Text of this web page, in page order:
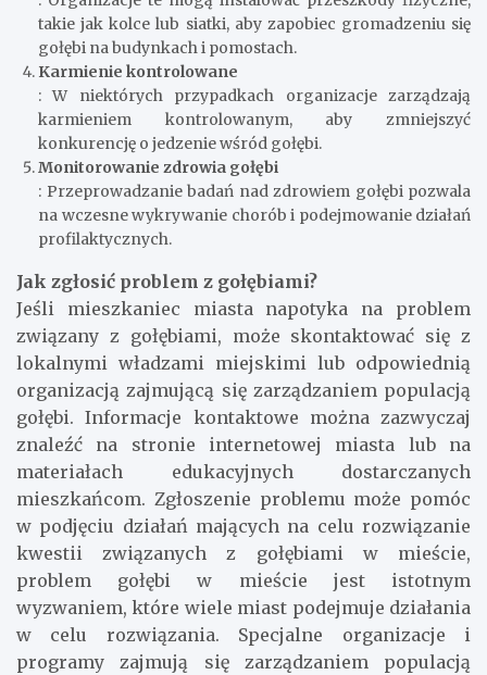
takie jak kolce lub siatki, aby zapobiec gromadzeniu się
gołębi na budynkach i pomostach.
Karmienie kontrolowane
: W niektórych przypadkach organizacje zarządzają
karmieniem kontrolowanym, aby zmniejszyć
konkurencję o jedzenie wśród gołębi.
Monitorowanie zdrowia gołębi
: Przeprowadzanie badań nad zdrowiem gołębi pozwala
na wczesne wykrywanie chorób i podejmowanie działań
profilaktycznych.
Jak zgłosić problem z gołębiami?
Jeśli mieszkaniec miasta napotyka na problem
związany z gołębiami, może skontaktować się z
lokalnymi władzami miejskimi lub odpowiednią
organizacją zajmującą się zarządzaniem populacją
gołębi. Informacje kontaktowe można zazwyczaj
znaleźć na stronie internetowej miasta lub na
materiałach edukacyjnych dostarczanych
mieszkańcom. Zgłoszenie problemu może pomóc
w podjęciu działań mających na celu rozwiązanie
kwestii związanych z gołębiami w mieście,
problem gołębi w mieście jest istotnym
wyzwaniem, które wiele miast podejmuje działania
w celu rozwiązania. Specjalne organizacje i
programy zajmują się zarządzaniem populacją